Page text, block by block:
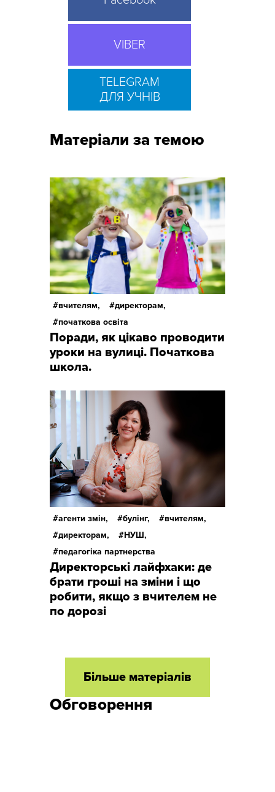
VIBER
TELEGRAM
ДЛЯ УЧНІВ
Матеріали за темою
вчителям,
директорам,
початкова освіта
Поради, як цікаво проводити
уроки на вулиці. Початкова
школа.
агенти змін, булінг,
вчителям,
директорам,
НУШ,
педагогіка партнерства
Директорські лайфхаки: де
брати гроші на зміни і що
робити, якщо з вчителем не
по дорозі
Більше матеріалів
Обговорення